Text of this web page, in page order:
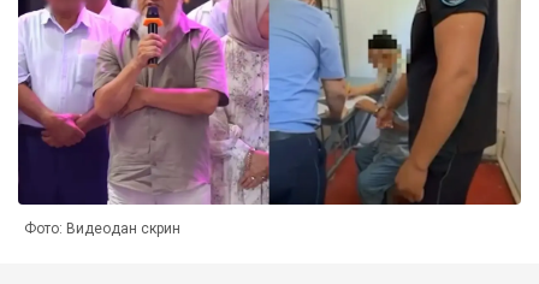
Фото: Видеодан скрин